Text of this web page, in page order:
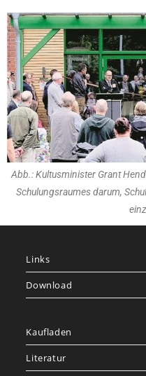
Abb.: Kultusminister Grant
Schulungsraumes darum,
Links
Download
Kaufladen
Literatur